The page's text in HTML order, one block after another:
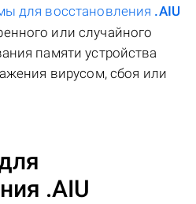
для восстановления .AIU
или случайного
памяти устройства
вирусом, сбоя или
.AIU